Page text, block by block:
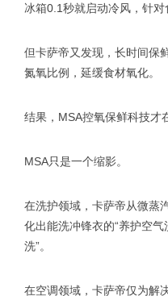
冰箱0.1秒就启动冷风，针对
但卡萨帝又发现，长时间保
氮氧比例，延缓食材氧化。
结果，MSA控氧保鲜科技才
MSA只是一个缩影。
在洗护领域，卡萨帝从微蒸
化出能洗冲锋衣的“养护空气
洗”。
在空调领域，卡萨帝仅为解